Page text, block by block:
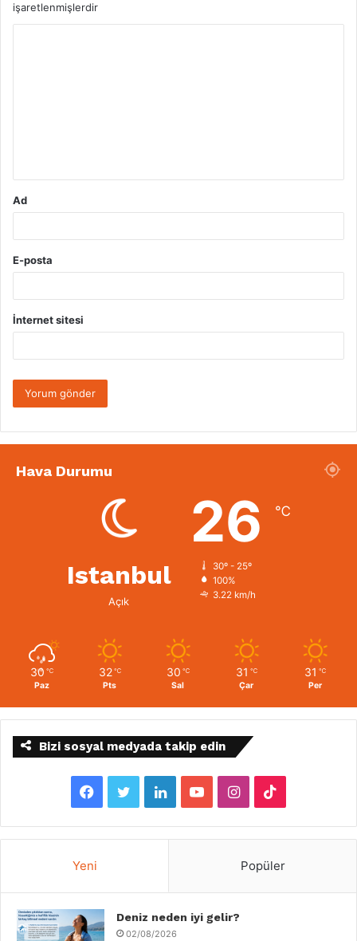
işaretlenmişlerdir
Ad
E-posta
İnternet sitesi
Hava Durumu
Istanbul
Açık
26 ℃
30º - 25º
100%
3.22 km/h
30 ℃
Paz
32 ℃
Pts
30 ℃
Sal
31 ℃
Çar
31 ℃
Per
Bizi sosyal medyada takip edin
a
b
w
t
L
i
e
o
u
I
n
i
Yeni Popüler
Deniz neden iyi gelir?
02/08/2026